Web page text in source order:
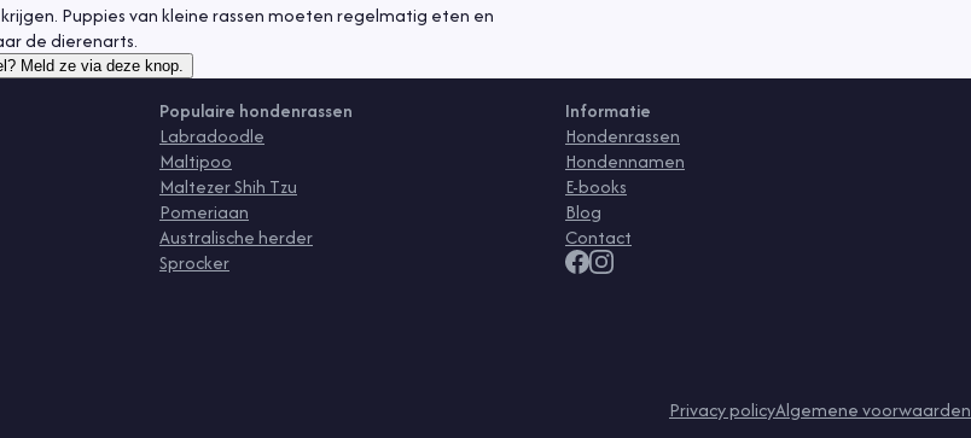
Puppies van kleine rassen moeten regelmatig eten en
de dierenarts.
Meld ze via deze knop.
Populaire hondenrassen
Labradoodle
Maltipoo
Maltezer Shih Tzu
Pomeriaan
Australische herder
Sprocker
Informatie
Hondenrassen
Hondennamen
E-books
Blog
Contact
Privacy policyAlgemene voorwaarden